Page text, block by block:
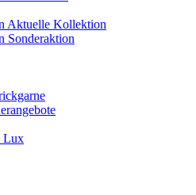
Aktuelle Kollektion
Sonderaktion
Lux